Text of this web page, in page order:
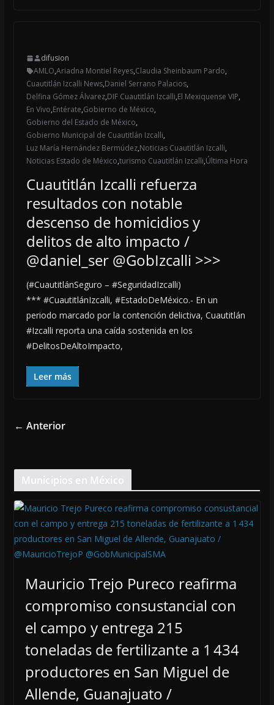
difusion
AMLO,Ariadna Montiel Reyes,Claudia Sheinbaum Pardo,
Cuautitlán Izcalli News,Daniel Serrano Palacios,
Delfina Gómez Álvarez,DIF Cuautitlán Izcalli,El Mexiquense VIP,
En Vivo,Entérate,Gobierno de México,
Gobierno del Estado de México,
Gobierno Municipal de Cuautitlán Izcalli,
Luz María Hernández Bermúdez,Noticias Cuautitlán Izcalli,
Noticias Estado de México,turismo Cuautitlán Izcalli,Última Hora
Cuautitlán Izcalli refuerza
resultados con notable
descenso de homicidios y
delitos de alto impacto /
@daniel_ser @GobIzcalli >>>
(#CuautitlánSeguro – #SeguridadIzcalli)
*** #CuautitlánIzcalli, #EstadoDeMéxico.- En un
periodo marcado por la contención delictiva, Cuautitlán
#Izcalli reporta una caída sostenida en los
#DelitosDeAltoImpacto,
Leer más
← Anterior
Municipios en México
Mauricio Trejo Pureco reafirma
compromiso consustancial con
el campo y entrega 215
toneladas de fertilizante a 1 434
productores en San Miguel de
Allende, Guanajuato /